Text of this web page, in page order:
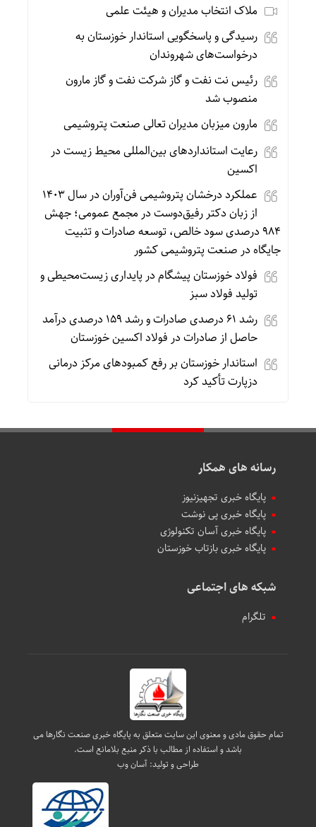
ملاک انتخاب مدیران و هیئت علمی
رسیدگی و پاسخگویی استاندار خوزستان به
درخواست‌های شهروندان
رئیس نت نفت و گاز شرکت نفت و گاز مارون
منصوب شد
مارون میزبان مدیران تعالی صنعت پتروشیمی
رعایت استانداردهای بین‌المللی محیط زیست در
اکسین
عملکرد درخشان پتروشیمی فن‌آوران در سال ۱۴۰۳
از زبان دکتر رفیق‌دوست در مجمع عمومی؛ جهش
۹۸۴ درصدی سود خالص، توسعه صادرات و تثبیت
جایگاه در صنعت پتروشیمی کشور
فولاد خوزستان پیشگام در پایداری زیست‌محیطی و
تولید فولاد سبز
رشد ۶۱ درصدی صادرات و رشد ۱۵۹ درصدی درآمد
حاصل از صادرات در فولاد اکسین خوزستان
استاندار خوزستان بر رفع کمبودهای مرکز درمانی
دزپارت تأکید کرد
رسانه های همکار
پایگاه خبری تجهیزنیوز
پایگاه خبری پی نوشت
پایگاه خبری آسان تکنولوژی
پایگاه خبری بازتاب خوزستان
شبکه های اجتماعی
تلگرام
تمام حقوق مادی و معنوی این سایت متعلق به پایگاه خبری صنعت نگارها می
باشد و استفاده از مطالب با ذکر منبع بلامانع است.
طراحی و تولید:آسان وب